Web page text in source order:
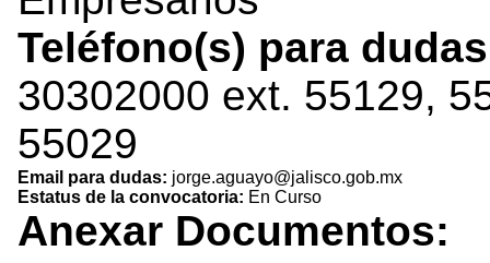
Teléfono(s) para
30302000 ext. 55129,
55029
Email para dudas: jorge.aguayo@jalisco.gob.mx
Estatus de la convocatoria: En Curso
Anexar Documentos: